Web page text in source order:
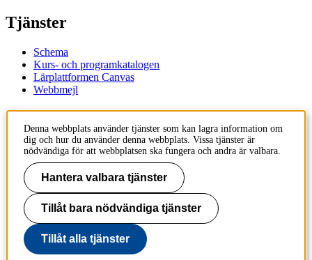
Tjänster
Schema
Kurs- och programkatalogen
Lärplattformen Canvas
Webbmejl
KTH
100 44 Stockholm
+46 8 790 60 00
Kontakta KTH
Jobba på KTH
Press och media
Faktura och betalning KTH
Om KTH:s webbplatser
Denna webbplats använder tjänster som kan lagra information om
dig och hur du använder denna webbplats. Vissa tjänster är
nödvändiga för att webbplatsen ska fungera och andra är valbara.
Hantera valbara tjänster
Tillåt bara nödvändiga tjänster
Tillåt alla tjänster